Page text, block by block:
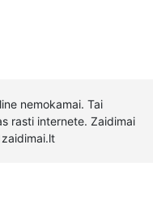
nemokamai. Tai
rasti internete. Zaidimai